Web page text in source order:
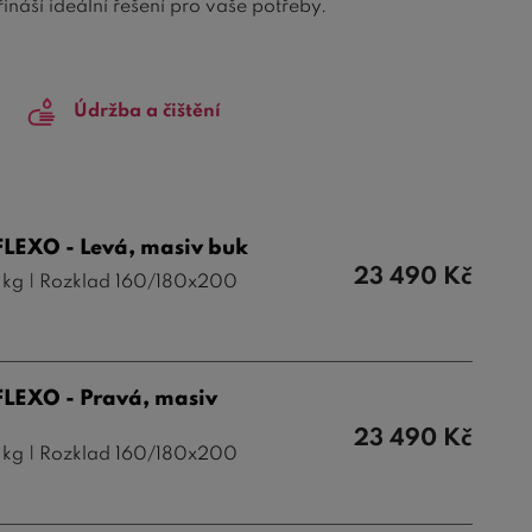
ideální řešení pro vaše potřeby.
postel na pohodlnou rozkládací pohovku,
využívat dostupný prostor ve vaší ložnici.
eleganci a funkčnost.
pohodlí, praktičnost a efektivní využití
si tu pravou rozkládací postel pro váš domov. S
nábytek, který přinese do vaší ložnice
Údržba a čištění
- Levá, masiv buk
| Rozklad 160/180x200
23 490 Kč
- Pravá, masiv
| Rozklad 160/180x200
23 490 Kč